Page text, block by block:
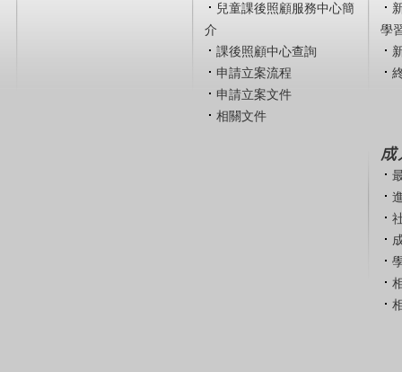
兒童課後照顧服務中心簡
介
課後照顧中心查詢
申請立案流程
申請立案文件
相關文件
學